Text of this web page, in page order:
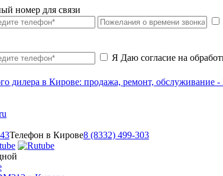
номер для связи
Я Даю согласие на
Телефон в Кирове8 (8332) 499-303